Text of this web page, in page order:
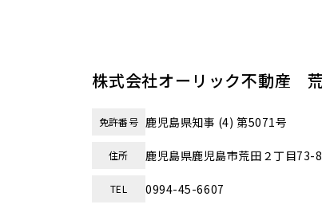
株式会社オーリック不動産
免許番号 鹿児島県知事 (4) 第5071号
住所 鹿児島県鹿児島市荒田２丁目73-
TEL 0994-45-6607